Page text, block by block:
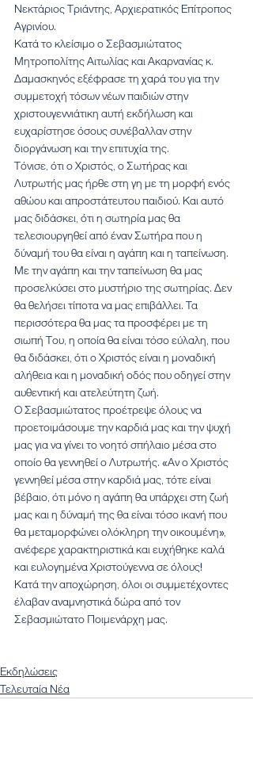
Νεκτάριος Τριάντης, Αρχιερατικός Επίτροπος
Αγρινίου.
Κατά το κλείσιμο ο Σεβασμιώτατος
Μητροπολίτης Αιτωλίας και Ακαρνανίας κ.
Δαμασκηνός εξέφρασε τη χαρά του για την
συμμετοχή τόσων νέων παιδιών στην
χριστουγεννιάτικη αυτή εκδήλωση και
ευχαρίστησε όσους συνέβαλλαν στην
διοργάνωση και την επιτυχία της.
Τόνισε, ότι ο Χριστός, ο Σωτήρας και
Λυτρωτής μας ήρθε στη γη με τη μορφή ενός
αθώου και απροστάτευτου παιδιού. Και αυτό
μας διδάσκει, ότι η σωτηρία μας θα
τελεσιουργηθεί από έναν Σωτήρα που η
δύναμή του θα είναι η αγάπη και η ταπείνωση.
Με την αγάπη και την ταπείνωση θα μας
προσελκύσει στο μυστήριο της σωτηρίας. Δεν
θα θελήσει τίποτα να μας επιβάλλει. Τα
περισσότερα θα μας τα προσφέρει με τη
σιωπή Του, η οποία θα είναι τόσο εύλαλη, που
θα διδάσκει, ότι ο Χριστός είναι η μοναδική
αλήθεια και η μοναδική οδός που οδηγεί στην
αυθεντική και ατελεύτητη ζωή.
Ο Σεβασμιώτατος προέτρεψε όλους να
προετοιμάσουμε την καρδιά μας και την ψυχή
μας για να γίνει το νοητό σπήλαιο μέσα στο
οποίο θα γεννηθεί ο Λυτρωτής. «Αν ο Χριστός
γεννηθεί μέσα στην καρδιά μας, τότε είναι
βέβαιο, ότι μόνο η αγάπη θα υπάρχει στη ζωή
μας και η δύναμή της θα είναι τόσο ικανή που
θα μεταμορφώνει ολόκληρη την οικουμένη»,
ανέφερε χαρακτηριστικά και ευχήθηκε καλά
και ευλογημένα Χριστούγεννα σε όλους!
Κατά την αποχώρηση, όλοι οι συμμετέχοντες
έλαβαν αναμνηστικά δώρα από τον
Σεβασμιώτατο Ποιμενάρχη μας.
Εκδηλώσεις
Τελευταία Νέα